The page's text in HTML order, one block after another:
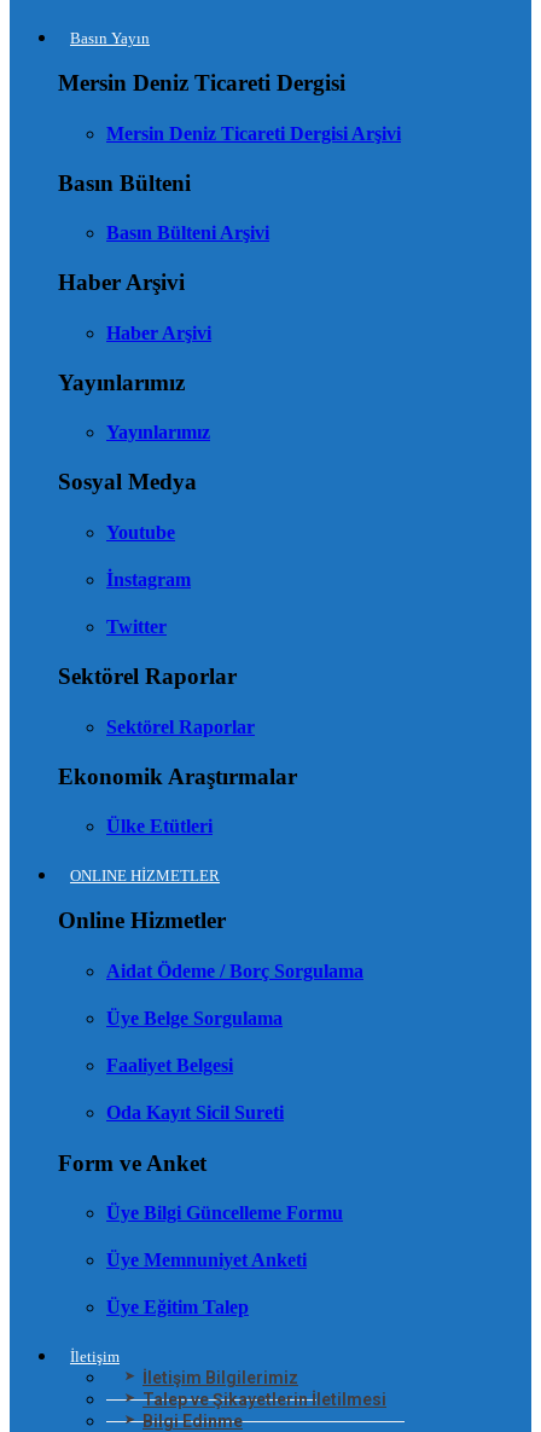
Basın Yayın
Mersin Deniz Ticareti Dergisi
Mersin Deniz Ticareti Dergisi Arşivi
Basın Bülteni
Basın Bülteni Arşivi
Haber Arşivi
Haber Arşivi
Yayınlarımız
Yayınlarımız
Sosyal Medya
Youtube
İnstagram
Twitter
Sektörel Raporlar
Sektörel Raporlar
Ekonomik Araştırmalar
Ülke Etütleri
ONLINE HİZMETLER
Online Hizmetler
Aidat Ödeme / Borç Sorgulama
Üye Belge Sorgulama
Faaliyet Belgesi
Oda Kayıt Sicil Sureti
Form ve Anket
Üye Bilgi Güncelleme Formu
Üye Memnuniyet Anketi
Üye Eğitim Talep
İletişim
İletişim Bilgilerimiz
Talep ve Şikayetlerin İletilmesi
Bilgi Edinme